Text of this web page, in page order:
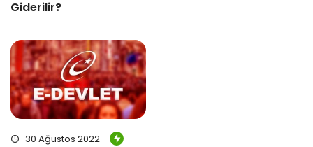
Giderilir?
30 Ağustos 2022